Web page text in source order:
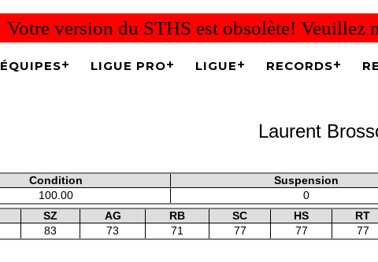
Votre version du STHS est obsolète! Veuillez
ÉQUIPES LIGUE PRO LIGUE RECORDS
Laurent
Condition Suspension
100.00 0
SZ AG RB SC HS RT
83 73 71 77 77 77